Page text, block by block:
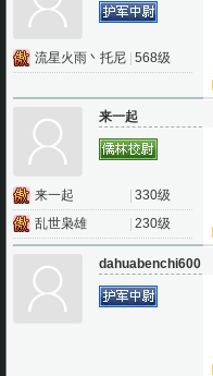
流星火雨丶托尼 568级
来一起
来一起
330级
乱世枭雄
230级
dahuabenchi600